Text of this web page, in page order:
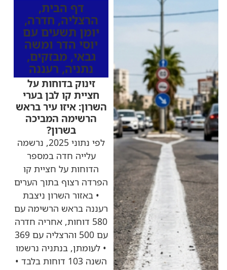
דף הבית,
הרצליה, חדרה,
יומן תשעים עם
יוסי הדר ומשה
גבאי, מבזקים,
נתניה, רעננה
זינוק בדוחות על
חציית קו לבן בערי
השרון: איזו עיר בראש
הרשימה המביכה
בשרון?
לפי נתוני 2025, נרשמה
עלייה חדה במספר
הדוחות על חציית קו
הפרדה רצוף בתוך הערים
• באזור השרון ניצבת
רעננה בראש הרשימה עם
580 דוחות, אחריה חדרה
עם 500 והרצליה עם 369
• לעומתן, בנתניה נרשמו
השנה 103 דוחות בלבד •